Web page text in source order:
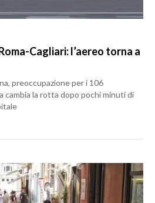
Cagliari: l’aereo torna a
preoccupazione per i 106
cambia la rotta dopo pochi minuti di